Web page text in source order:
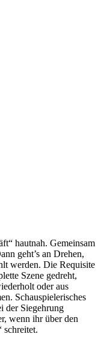
hautnah. Gemeinsam
geht’s an Drehen,
werden. Die Requisite
Szene gedreht,
oder aus
Schauspielerisches
der Siegehrung
wenn ihr über den
schreitet.